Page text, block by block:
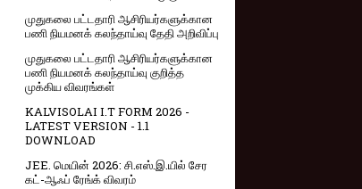
முதுகலை பட்டதாரி ஆசிரியர்களுக்கான
பணி நியமனக் கலந்தாய்வு தேதி அறிவிப்பு
முதுகலை பட்டதாரி ஆசிரியர்களுக்கான
பணி நியமனக் கலந்தாய்வு குறித்த
முக்கிய விவரங்கள்
KALVISOLAI I.T FORM 2026 -
LATEST VERSION - 1.1
DOWNLOAD
JEE. மெயின் 2026: சி.எஸ்.இ.யில் சேர
கட்-ஆஃப் ரேங்க் விவரம்